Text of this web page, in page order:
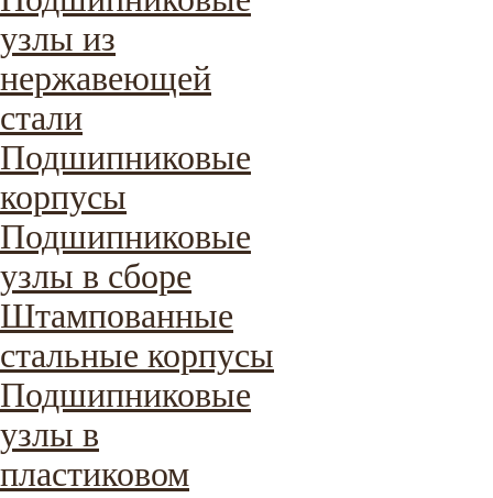
узлы из
нержавеющей
стали
Подшипниковые
корпусы
Подшипниковые
узлы в сборе
Штампованные
стальные корпусы
Подшипниковые
узлы в
пластиковом